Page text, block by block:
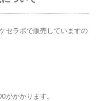
セラボで販売していますの
がかかります。